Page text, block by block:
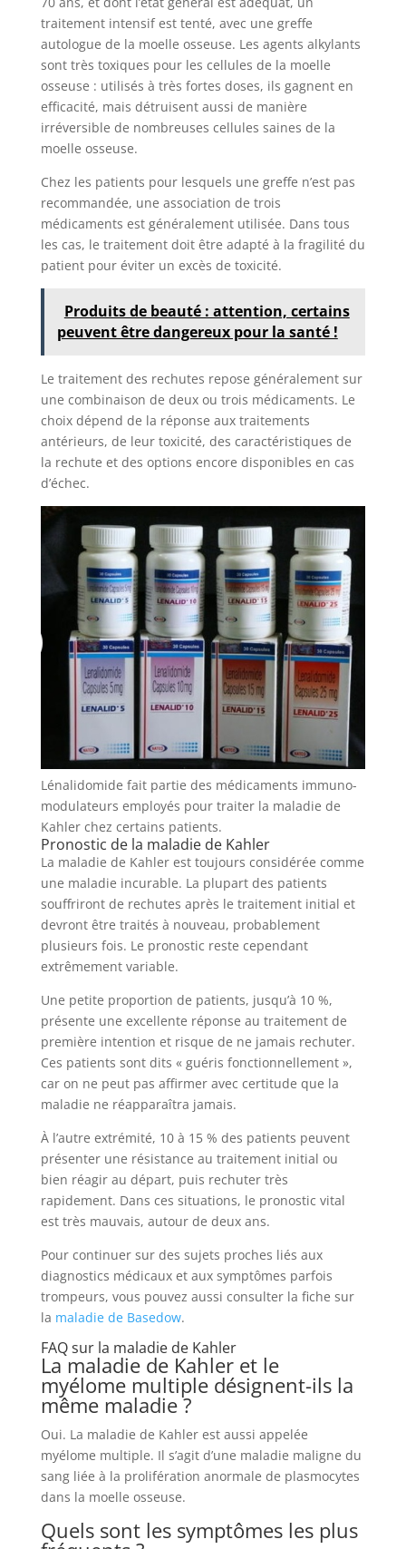
traitement intensif est tenté, avec une greffe
autologue de la moelle osseuse. Les agents alkylants
sont très toxiques pour les cellules de la moelle
osseuse : utilisés à très fortes doses, ils gagnent en
efficacité, mais détruisent aussi de manière
irréversible de nombreuses cellules saines de la
moelle osseuse.
Chez les patients pour lesquels une greffe n’est pas
recommandée, une association de trois
médicaments est généralement utilisée. Dans tous
les cas, le traitement doit être adapté à la fragilité du
patient pour éviter un excès de toxicité.
Produits de beauté : attention, certains
peuvent être dangereux pour la santé !
Le traitement des rechutes repose généralement sur
une combinaison de deux ou trois médicaments. Le
choix dépend de la réponse aux traitements
antérieurs, de leur toxicité, des caractéristiques de
la rechute et des options encore disponibles en cas
d’échec.
Lénalidomide fait partie des médicaments immuno-
modulateurs employés pour traiter la maladie de
Kahler chez certains patients.
Pronostic de la maladie de Kahler
La maladie de Kahler est toujours considérée comme
une maladie incurable. La plupart des patients
souffriront de rechutes après le traitement initial et
devront être traités à nouveau, probablement
plusieurs fois. Le pronostic reste cependant
extrêmement variable.
Une petite proportion de patients, jusqu’à 10 %,
présente une excellente réponse au traitement de
première intention et risque de ne jamais rechuter.
Ces patients sont dits « guéris fonctionnellement »,
car on ne peut pas affirmer avec certitude que la
maladie ne réapparaîtra jamais.
À l’autre extrémité, 10 à 15 % des patients peuvent
présenter une résistance au traitement initial ou
bien réagir au départ, puis rechuter très
rapidement. Dans ces situations, le pronostic vital
est très mauvais, autour de deux ans.
Pour continuer sur des sujets proches liés aux
diagnostics médicaux et aux symptômes parfois
trompeurs, vous pouvez aussi consulter la fiche sur
la maladie de Basedow.
FAQ sur la maladie de Kahler
La maladie de Kahler et le
myélome multiple désignent-ils la
même maladie ?
Oui. La maladie de Kahler est aussi appelée
myélome multiple. Il s’agit d’une maladie maligne du
sang liée à la prolifération anormale de plasmocytes
dans la moelle osseuse.
Quels sont les symptômes les plus